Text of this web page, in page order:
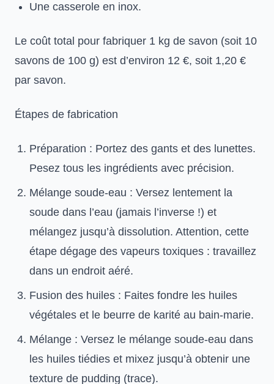
Une casserole en inox.
Le coût total pour fabriquer 1 kg de savon (soit 10
savons de 100 g) est d’environ 12 €, soit 1,20 €
par savon.
Étapes de fabrication
Préparation : Portez des gants et des lunettes.
Pesez tous les ingrédients avec précision.
Mélange soude-eau : Versez lentement la
soude dans l’eau (jamais l’inverse !) et
mélangez jusqu’à dissolution. Attention, cette
étape dégage des vapeurs toxiques : travaillez
dans un endroit aéré.
Fusion des huiles : Faites fondre les huiles
végétales et le beurre de karité au bain-marie.
Mélange : Versez le mélange soude-eau dans
les huiles tiédies et mixez jusqu’à obtenir une
texture de pudding (trace).